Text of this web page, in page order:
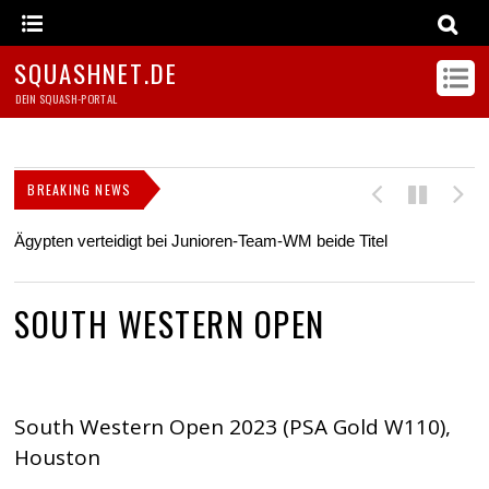
SQUASHNET.DE
DEIN SQUASH-PORTAL
BREAKING NEWS
Ägypten verteidigt bei Junioren-Team-WM beide Titel
SOUTH WESTERN OPEN
South Western Open 2023 (PSA Gold W110),
Houston